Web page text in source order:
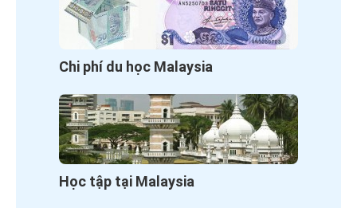
Chi phí du học Malaysia
Học tập tại Malaysia